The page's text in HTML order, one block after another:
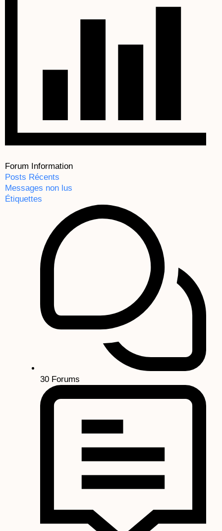
Forum Information
Posts Récents
Messages non lus
Étiquettes
30 Forums